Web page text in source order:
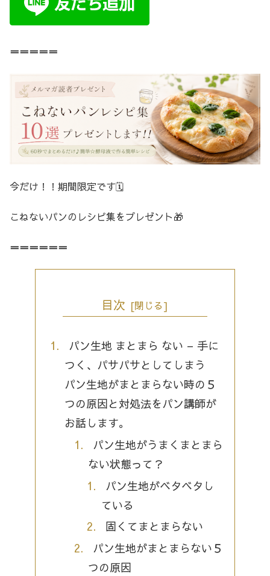
＝＝＝＝＝
今だけ！！期間限定です🗓️
こねないパンのレシピ集をプレゼント🎁
＝＝＝＝＝＝
目次
パン生地 まとまら ない – 手に
つく、パサパサとしてしまう
パン生地がまとまらない時の５
つの原因と対処法をパン講師が
お話します。
パン生地がうまくまとまら
ない状態って？
パン生地がベタベタし
ている
固くてまとまらない
パン生地がまとまらない５
つの原因